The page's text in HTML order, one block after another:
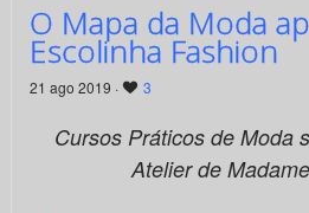
O Mapa da Moda
Escolinha Fashion
21 ago 2019 · 3
Cursos Práticos de Moda
Atelier de